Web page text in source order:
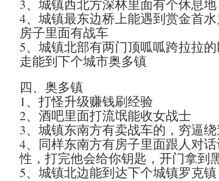
3、城镇西北方深林里面有个休息
4、城镇最东边桥上能遇到赏金首
房子里面有战车
5、城镇北部有两门顶呱呱跨拉拉
走能到下个城市奥多镇
四、奥多镇
1、打怪升级赚钱刷经验
2、酒吧里面打流氓能收女战士
3、城镇东南方有卖战车的，穷逼
4、同样东南方有房子里面跟人对
性，打完他会给你钥匙，开门拿到
5、城镇北边能到达下个城镇罗克镇